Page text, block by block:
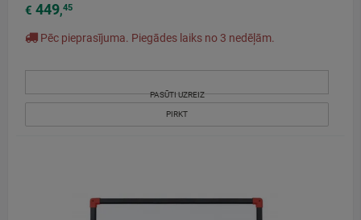
€ 449,45
Pēc pieprasījuma. Piegādes laiks no 3 nedēļām.
PASŪTI UZREIZ
PIRKT